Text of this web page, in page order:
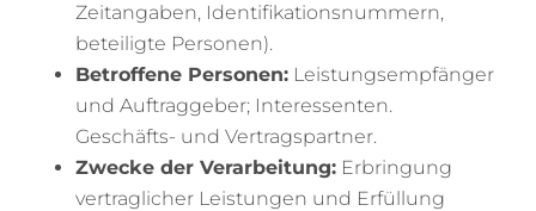
Zeitangaben, Identifikationsnummern,
beteiligte Personen).
Betroffene Personen: Leistungsempfänger
und Auftraggeber; Interessenten.
Geschäfts- und Vertragspartner.
Zwecke der Verarbeitung: Erbringung
vertraglicher Leistungen und Erfüllung